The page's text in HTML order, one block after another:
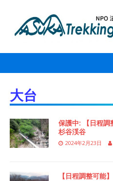
大台
保護中: 【日程調
杉谷渓谷
2024年2月23日
【日程調整可能